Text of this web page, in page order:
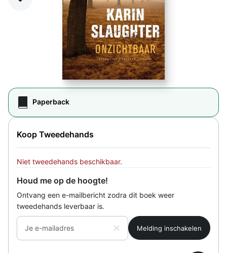
Paperback
Koop Tweedehands
Niet tweedehands beschikbaar.
Houd me op de hoogte!
Ontvang een e-mailbericht zodra dit boek weer
tweedehands leverbaar is.
Je e-mailadres